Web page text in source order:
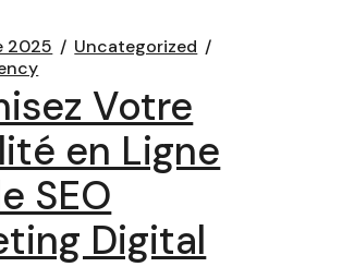
2025
Uncategorized
Votre
en Ligne
SEO
Digital